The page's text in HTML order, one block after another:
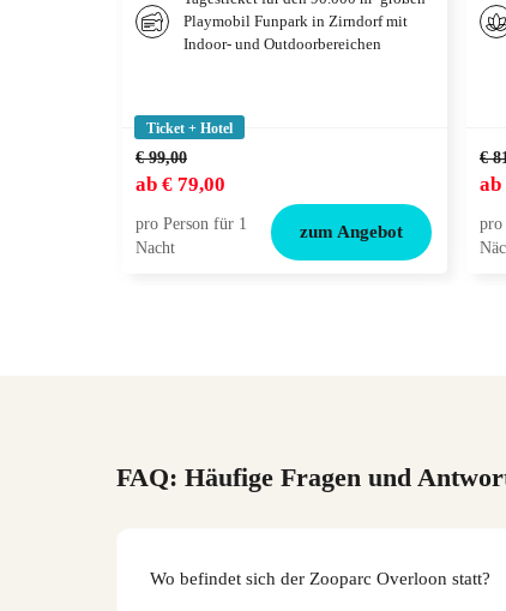
Playmobil Funpark in Zirndorf mit
Indoor- und Outdoorbereichen
Ticket + Hotel
€ 99,00
ab € 79,00
pro Person für 1
Nacht
zum Angebot
€
ab
pro
FAQ: Häufige Fragen und
Wo befindet sich der Zooparc Overloon statt?